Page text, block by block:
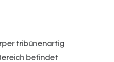
tribünenartig
befindet